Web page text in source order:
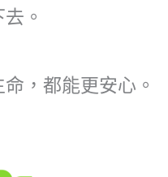
。
，都能更安心。